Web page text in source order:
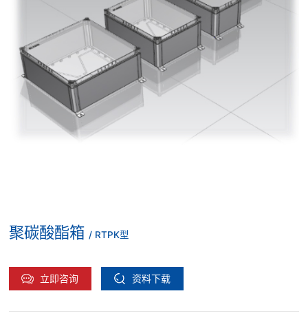
聚碳酸酯箱 / RTPK型
立即咨询 资料下载